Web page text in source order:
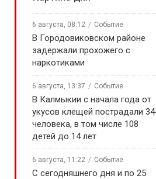
6 августа, 08:12 Событие
В Городовиковском районе
задержали прохожего с
наркотиками
6 августа, 13:37 Событие
В Калмыкии с начала года от
укусов клещей пострадали
человека, в том числе 108
детей до 14 лет
6 августа, 11:22 Событие
С сегодняшнего дня и по 25